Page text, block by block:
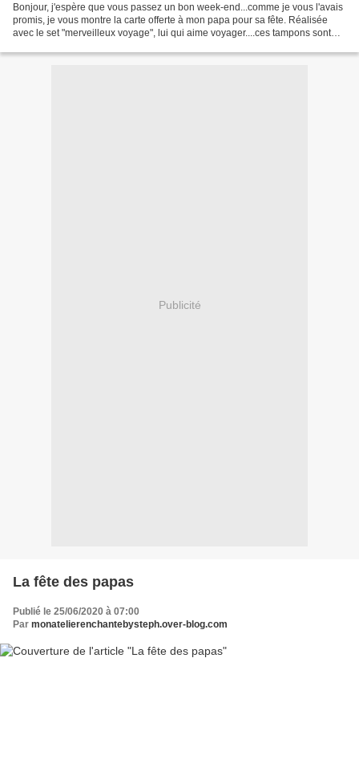
Bonjour, j'espère que vous passez un bon week-end...comme je vous l'avais
promis, je vous montre la carte offerte à mon papa pour sa fête. Réalisée
avec le set "merveilleux voyage", lui qui aime voyager....ces tampons sont
Publicité
La fête des papas
Publié le 25/06/2020 à 07:00
Par monatelierenchantebysteph.over-blog.com